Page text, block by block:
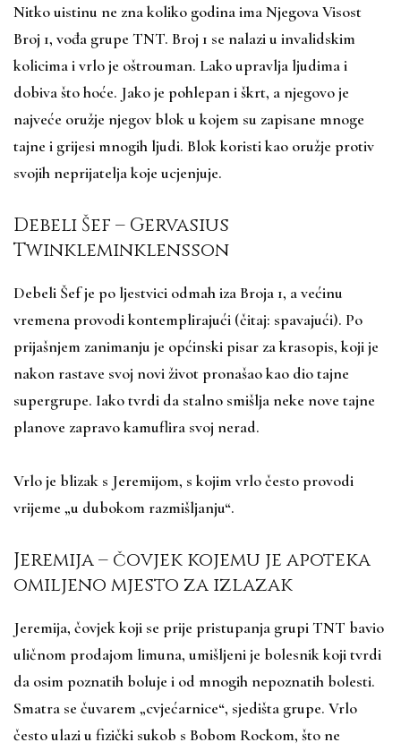
Nitko uistinu ne zna koliko godina ima Njegova Visost
Broj 1, vođa grupe TNT. Broj 1 se nalazi u invalidskim
kolicima i vrlo je oštrouman. Lako upravlja ljudima i
dobiva što hoće. Jako je pohlepan i škrt, a njegovo je
najveće oružje njegov blok u kojem su zapisane mnoge
tajne i grijesi mnogih ljudi. Blok koristi kao oružje protiv
svojih neprijatelja koje ucjenjuje.
Debeli Šef – Gervasius
Twinkleminklensson
Debeli Šef je po ljestvici odmah iza Broja 1, a većinu
vremena provodi kontemplirajući (čitaj: spavajući). Po
prijašnjem zanimanju je općinski pisar za krasopis, koji je
nakon rastave svoj novi život pronašao kao dio tajne
supergrupe. Iako tvrdi da stalno smišlja neke nove tajne
planove zapravo kamuflira svoj nerad.
Vrlo je blizak s Jeremijom, s kojim vrlo često provodi
vrijeme „u dubokom razmišljanju“.
Jeremija – čovjek kojemu je apoteka
omiljeno mjesto za izlazak
Jeremija, čovjek koji se prije pristupanja grupi TNT bavio
uličnom prodajom limuna, umišljeni je bolesnik koji tvrdi
da osim poznatih boluje i od mnogih nepoznatih bolesti.
Smatra se čuvarem „cvjećarnice“, sjedišta grupe. Vrlo
često ulazi u fizički sukob s Bobom Rockom, što ne